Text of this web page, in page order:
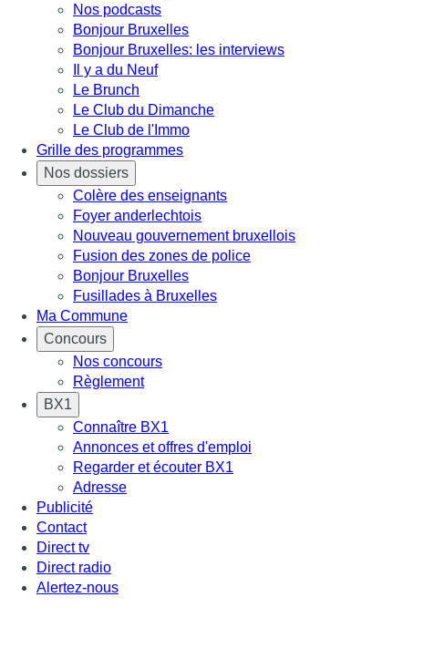
Nos podcasts
Bonjour Bruxelles
Bonjour Bruxelles: les interviews
Il y a du Neuf
Le Brunch
Le Club du Dimanche
Le Club de l'Immo
Grille des programmes
Nos dossiers
Colère des enseignants
Foyer anderlechtois
Nouveau gouvernement bruxellois
Fusion des zones de police
Bonjour Bruxelles
Fusillades à Bruxelles
Ma Commune
Concours
Nos concours
Règlement
BX1
Connaître BX1
Annonces et offres d'emploi
Regarder et écouter BX1
Adresse
Publicité
Contact
Direct tv
Direct radio
Alertez-nous